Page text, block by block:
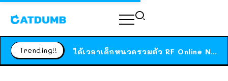
Trending!! ได้เวลาเด็กหนวดรวมตัว RF Online Next เปิดให้เล่นแล้ว เกม Sci-Fi MMORPG ระดับตำนาน เล่นได้ทั้งมือถือและ PC